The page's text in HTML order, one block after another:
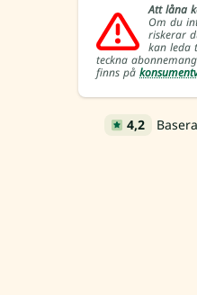
Att låna
Om du
riskerar
kan leda
teckna
finns på
4,2